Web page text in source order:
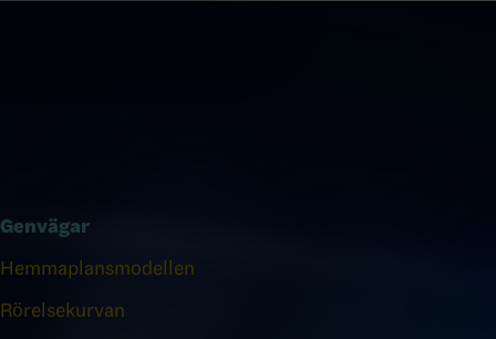
Genvägar
Hemmaplansmodellen
Rörelsekurvan